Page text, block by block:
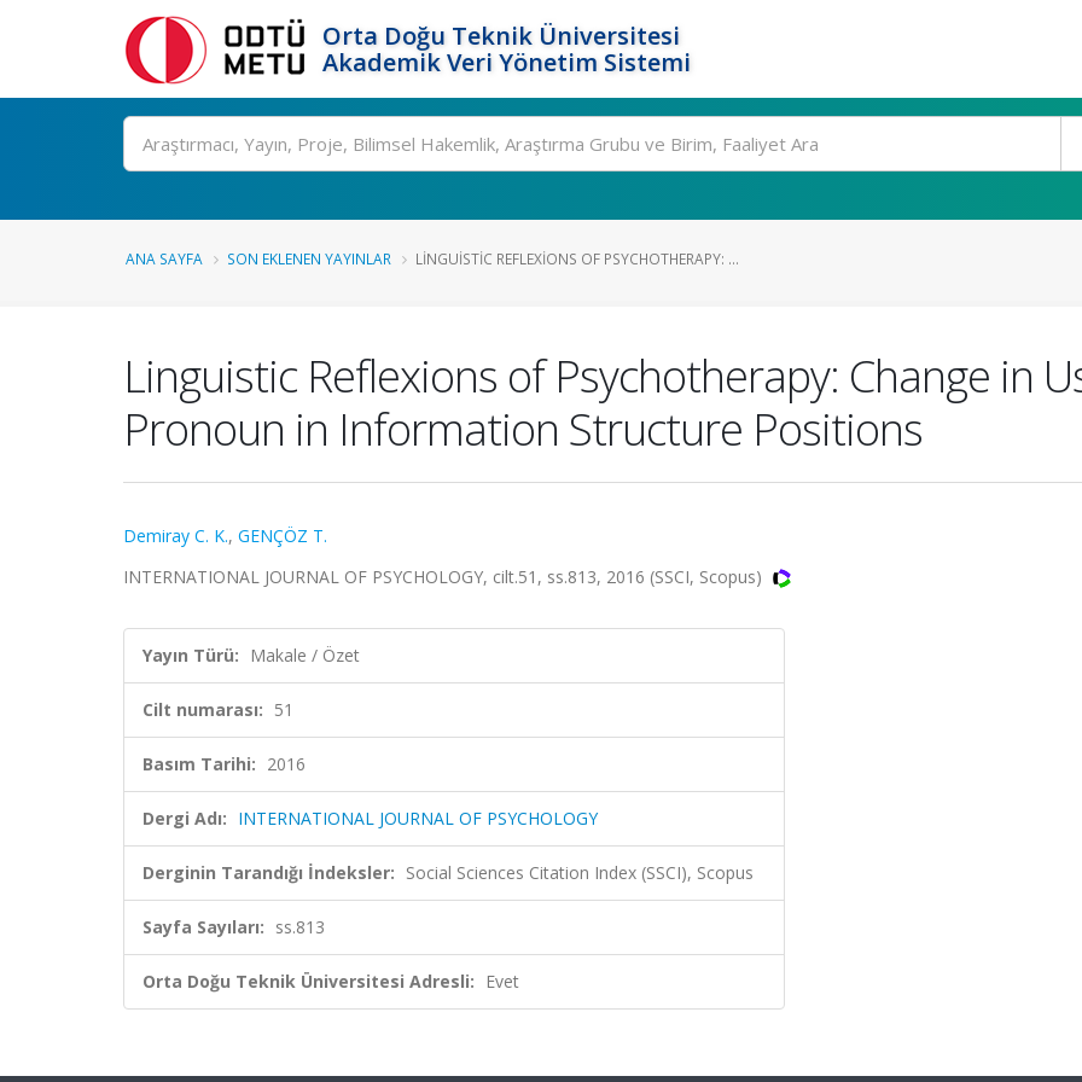
Orta Doğu Teknik Üniversitesi
Akademik Veri Yönetim Sistemi
Ara
ANA SAYFA SON EKLENEN YAYINLAR LINGUISTIC REFLEXIONS OF PSYCHOTHERAPY: ...
Linguistic Reflexions of Psychotherapy: Change in
Pronoun in Information Structure Positions
Demiray C. K., GENÇÖZ T.
INTERNATIONAL JOURNAL OF PSYCHOLOGY, cilt.51, ss.813, 2016 (SSCI, Scopus)
Yayın Türü: Makale / Özet
Cilt numarası: 51
Basım Tarihi: 2016
Dergi Adı: INTERNATIONAL JOURNAL OF PSYCHOLOGY
Derginin Tarandığı İndeksler: Social Sciences Citation Index (SSCI), Scopus
Sayfa Sayıları: ss.813
Orta Doğu Teknik Üniversitesi Adresli: Evet